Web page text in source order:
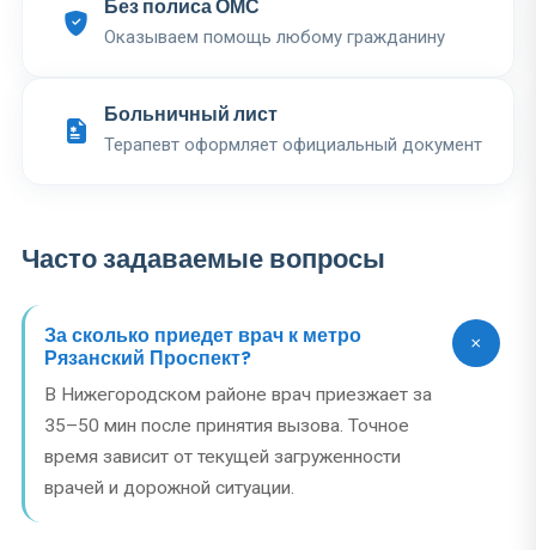
Без полиса ОМС
Оказываем помощь любому гражданину
Больничный лист
Терапевт оформляет официальный документ
Часто задаваемые вопросы
За сколько приедет врач к метро
Рязанский Проспект?
В Нижегородском районе врач приезжает за
35–50 мин после принятия вызова. Точное
время зависит от текущей загруженности
врачей и дорожной ситуации.